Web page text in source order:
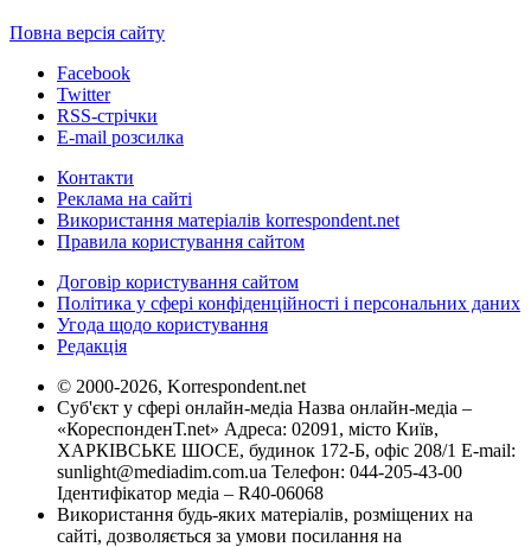
Повна версія сайту
Facebook
Twitter
RSS-стрічки
E-mail розсилка
Контакти
Реклама на сайті
Використання матеріалів korrespondent.net
Правила користування сайтом
Договір користування сайтом
Політика у сфері конфіденційності і персональних даних
Угода щодо користування
Редакція
© 2000-2026, Korrespondent.net
Суб'єкт у сфері онлайн-медіа Назва онлайн-медіа –
«КореспонденТ.net» Адреса: 02091, місто Київ,
ХАРКІВСЬКЕ ШОСЕ, будинок 172-Б, офіс 208/1 E-mail:
sunlight@mediadim.com.ua Телефон: 044-205-43-00
Ідентифікатор медіа – R40-06068
Використання будь-яких матеріалів, розміщених на
сайті, дозволяється за умови посилання на